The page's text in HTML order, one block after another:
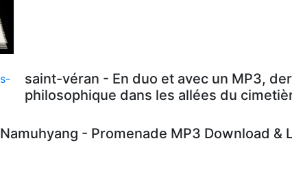
saint-véran - En duo et avec un MP3,
philosophique dans les allées du
Namuhyang - Promenade MP3 Download &